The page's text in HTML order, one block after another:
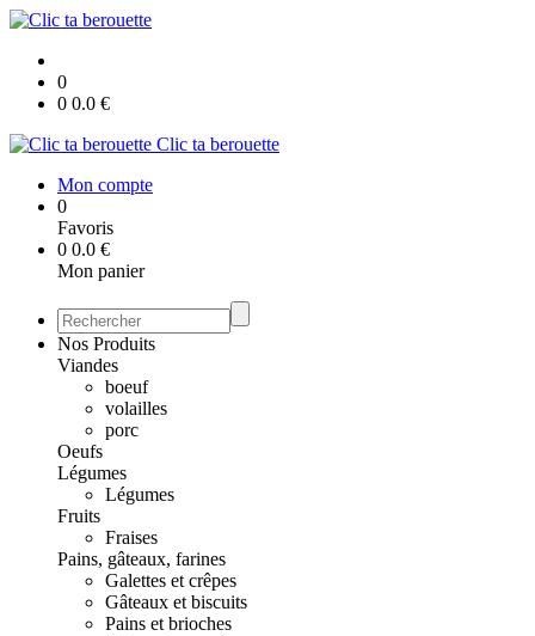
0
0 0.0 €
Clic ta berouette
Mon compte
0
Favoris
0 0.0 €
Mon panier
Nos Produits
Viandes
boeuf
volailles
porc
Oeufs
Légumes
Légumes
Fruits
Fraises
Pains, gâteaux, farines
Galettes et crêpes
Gâteaux et biscuits
Pains et brioches